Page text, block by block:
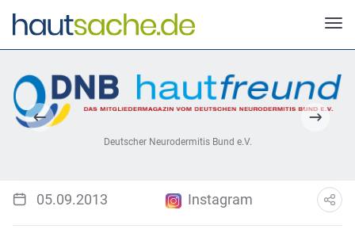
Deutscher Neurodermitis Bund e.V.
05.09.2013 Instagram